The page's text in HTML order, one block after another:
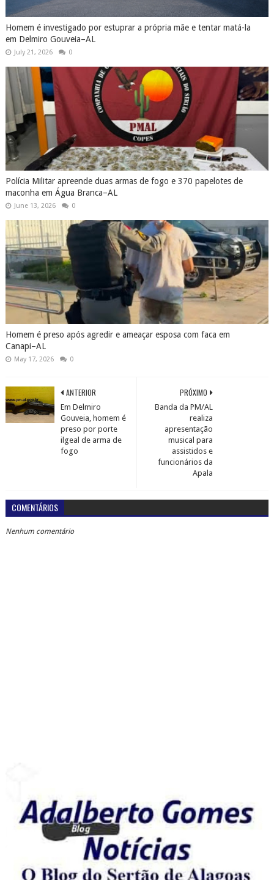
Homem é investigado por estuprar a própria mãe e tentar matá-la
em Delmiro Gouveia–AL
July 21, 2026 0
Polícia Militar apreende duas armas de fogo e 370 papelotes de
maconha em Água Branca–AL
June 13, 2026 0
Homem é preso após agredir e ameaçar esposa com faca em
Canapi–AL
May 17, 2026 0
PRÓXIMO
Banda da PM/AL
realiza
apresentação
musical para
assistidos e
funcionários da
Apala
ANTERIOR
Em Delmiro
Gouveia, homem é
preso por porte
ilgeal de arma de
fogo
COMENTÁRIOS
Nenhum comentário